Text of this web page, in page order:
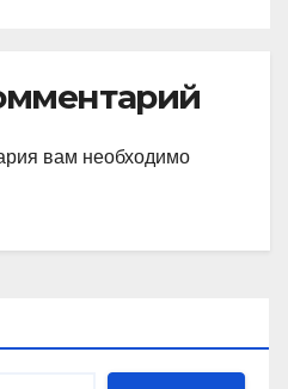
вам необходимо